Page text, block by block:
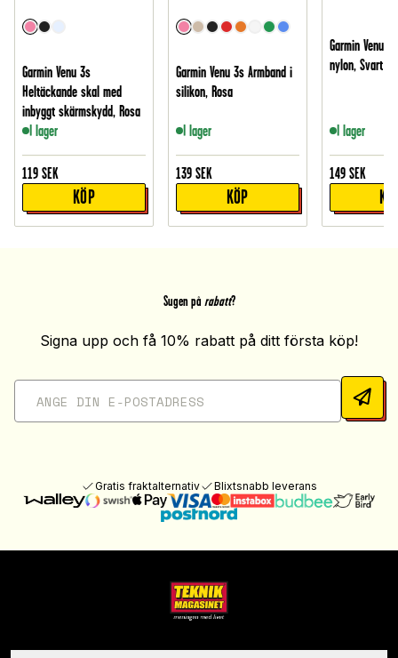
Garmin Venu 3s
Heltäckande skal med
inbyggt skärmskydd, Rosa
I lager
119 SEK
KÖP
Garmin Venu 3s Armband i
silikon, Rosa
I lager
139 SEK
KÖP
Garmin Venu
nylon, Svart
I lager
149 SEK
Sugen på rabatt?
Signa upp och få 10% rabatt på ditt första köp!
Gratis fraktalternativ Blixtsnabb leverans